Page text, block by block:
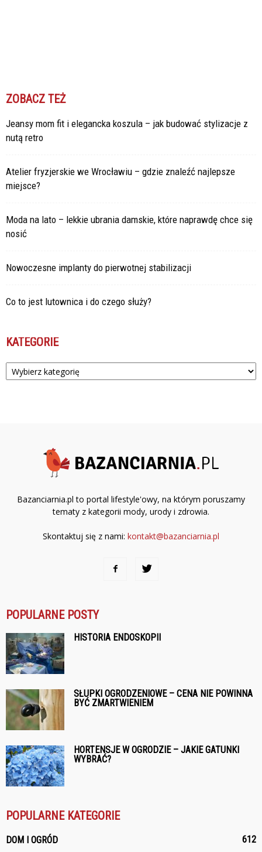
ZOBACZ TEŻ
Jeansy mom fit i elegancka koszula – jak budować stylizacje z
nutą retro
Atelier fryzjerskie we Wrocławiu – gdzie znaleźć najlepsze
miejsce?
Moda na lato – lekkie ubrania damskie, które naprawdę chce się
nosić
Nowoczesne implanty do pierwotnej stabilizacji
Co to jest lutownica i do czego służy?
KATEGORIE
Kategorie
Bazanciarnia.pl to portal lifestyle'owy, na którym poruszamy
tematy z kategorii mody, urody i zdrowia.
Skontaktuj się z nami: kontakt@bazanciarnia.pl
POPULARNE POSTY
HISTORIA ENDOSKOPII
SŁUPKI OGRODZENIOWE – CENA NIE POWINNA
BYĆ ZMARTWIENIEM
HORTENSJE W OGRODZIE – JAKIE GATUNKI
WYBRAĆ?
POPULARNE KATEGORIE
DOM I OGRÓD
612